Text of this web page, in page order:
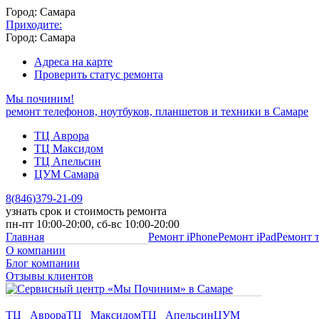
Город: Самара
Приходите:
Город: Самара
Адреса на карте
Проверить статус ремонта
Мы починим!
ремонт телефонов, ноутбуков, планшетов и техники в Самаре
ТЦ Аврора
ТЦ Максидом
ТЦ Апельсин
ЦУМ Самара
8(846)379-21-09
узнать срок и стоимость ремонта
пн-пт 10:00-20:00, сб-вс 10:00-20:00
Главная
О компании
Блог компании
Отзывы клиентов
Ремонт iPhoneРемонт iPadРемонт
ТЦ АврораТЦ МаксидомТЦ АпельсинЦУМ